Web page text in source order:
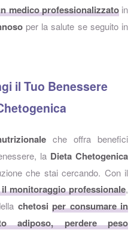
medico professionalizzatoin
per la salute se seguito in
il Tuo Benessere
che offra benefici
la Dieta Chetogenica
che stai cercando. Con il
monitoraggio professionale,
chetosi per consumare in
adiposo, perdere peso